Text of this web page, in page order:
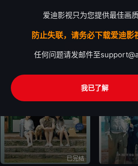
已完结
爱迪影视只为您提供最佳画质
防止失联，请务必下载爱迪影
任何问题请发邮件至
我已了解